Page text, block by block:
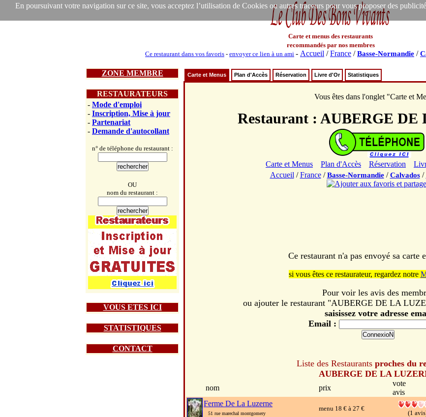
En poursuivant votre navigation sur ce site, vous acceptez l’utilisation de Cookies ou autres traceurs pour vous proposer des
Carte et menus des restaurants
recommandés par nos membres
Ce restaurant dans vos favoris - envoyer ce lien à un ami - Accueil /France /Basse-Normandie /
ZONE MEMBRE
RESTAURATEURS
- Mode d'emploi
- Inscription, Mise à jour
- Partenariat
- Demande d'autocollant
n° de téléphone du restaurant :
OU
nom du restaurant :
VOUS ETES ICI
STATISTIQUES
CONTACT
Carte et Menus Plan d'Accès Réservation Livre d'Or Statistiques
Vous êtes dans l'onglet "Carte et
Restaurant : AUBERGE DE
Carte et Menus Plan d'Accès Réservation
Accueil /France/Basse-Normandie/Calvados/
Ce restaurant n'a pas envoyé sa carte
si vous êtes ce restaurateur, regardez notre
Pour voir les avis des
ou ajouter le restaurant "AUBERGE DE LA
saisissez votre adresse
Email :
Liste des Restaurants proches du
AUBERGE DE LA
nom prix
vote
avis
Ferme De La Luzerne
51 rue marechal montgomery
menu 18 € à 27 €
(1